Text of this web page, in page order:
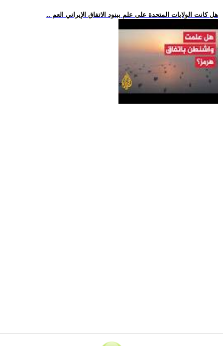
.. هل كانت الولايات المتحدة على علم ببنود الاتفاق الإيراني العم